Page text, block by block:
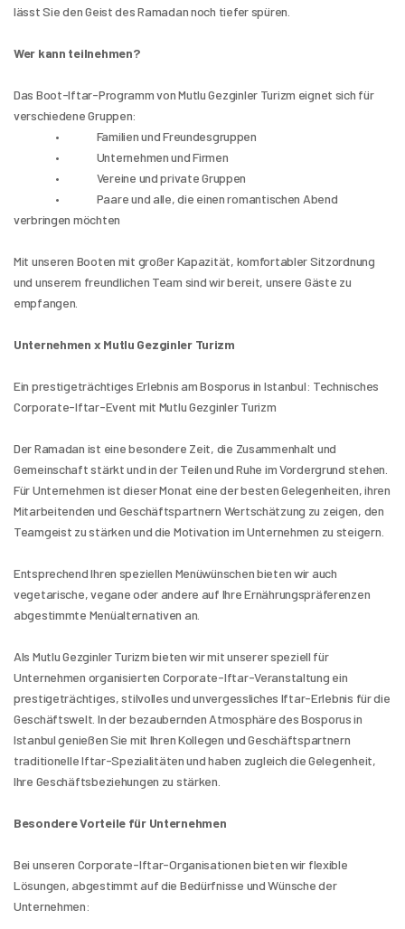
lässt Sie den Geist des Ramadan noch tiefer spüren.
Wer kann teilnehmen?
Das Boot-Iftar-Programm von Mutlu Gezginler Turizm eignet sich für
verschiedene Gruppen:
•               Familien und Freundesgruppen
•               Unternehmen und Firmen
•               Vereine und private Gruppen
•               Paare und alle, die einen romantischen Abend
verbringen möchten
Mit unseren Booten mit großer Kapazität, komfortabler Sitzordnung
und unserem freundlichen Team sind wir bereit, unsere Gäste zu
empfangen.
Unternehmen x Mutlu Gezginler Turizm
Ein prestigeträchtiges Erlebnis am Bosporus in Istanbul: Technisches
Corporate-Iftar-Event mit Mutlu Gezginler Turizm
Der Ramadan ist eine besondere Zeit, die Zusammenhalt und
Gemeinschaft stärkt und in der Teilen und Ruhe im Vordergrund stehen.
Für Unternehmen ist dieser Monat eine der besten Gelegenheiten, ihren
Mitarbeitenden und Geschäftspartnern Wertschätzung zu zeigen, den
Teamgeist zu stärken und die Motivation im Unternehmen zu steigern.
Entsprechend Ihren speziellen Menüwünschen bieten wir auch
vegetarische, vegane oder andere auf Ihre Ernährungspräferenzen
abgestimmte Menüalternativen an.
Als Mutlu Gezginler Turizm bieten wir mit unserer speziell für
Unternehmen organisierten Corporate-Iftar-Veranstaltung ein
prestigeträchtiges, stilvolles und unvergessliches Iftar-Erlebnis für die
Geschäftswelt. In der bezaubernden Atmosphäre des Bosporus in
Istanbul genießen Sie mit Ihren Kollegen und Geschäftspartnern
traditionelle Iftar-Spezialitäten und haben zugleich die Gelegenheit,
Ihre Geschäftsbeziehungen zu stärken.
Besondere Vorteile für Unternehmen
Bei unseren Corporate-Iftar-Organisationen bieten wir flexible
Lösungen, abgestimmt auf die Bedürfnisse und Wünsche der
Unternehmen: